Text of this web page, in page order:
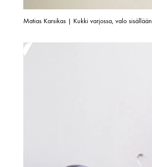
Matias Karsikas | Kukki varjossa, valo sisällään